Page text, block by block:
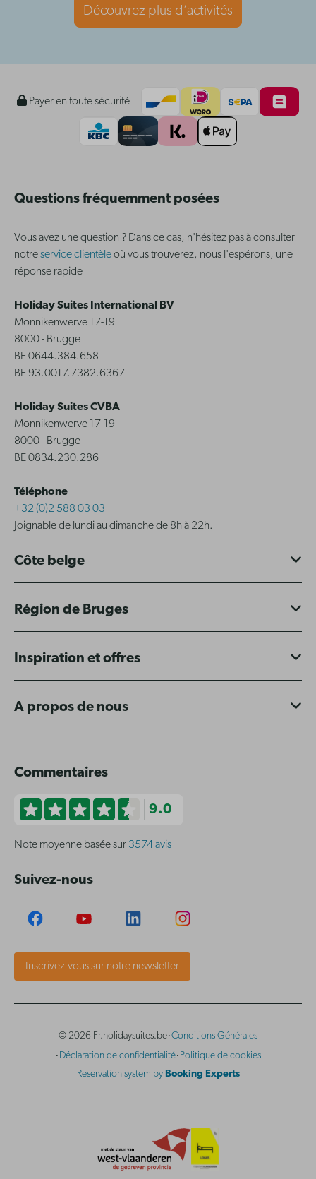
Découvrez plus d’activités
Payer en toute sécurité
Questions fréquemment posées
Vous avez une question ? Dans ce cas, n'hésitez pas à consulter
notreservice clientèleoù vous trouverez, nous l'espérons, une
réponse rapide
Holiday Suites International BV
Monnikenwerve 17-19
8000 - Brugge
BE 0644.384.658
BE 93.0017.7382.6367
Holiday Suites CVBA
Monnikenwerve 17-19
8000 - Brugge
BE 0834.230.286
Téléphone
+32 (0)2 588 03 03
Joignable de lundi au dimanche de 8h à 22h.
Côte belge
Région de Bruges
Inspiration et offres
A propos de nous
Commentaires
9.0
Note moyenne basée sur 3574 avis
Suivez-nous
Inscrivez-vous sur notre newsletter
© 2026 Fr.holidaysuites.be·Conditions Générales
· Déclaration de confidentialité· Politique de cookies
Reservation system by Booking Experts